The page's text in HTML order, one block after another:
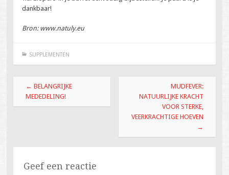
dankbaar!
Bron: www.natuly.eu
SUPPLEMENTEN
Berichtnavigatie
← BELANGRIJKE
MEDEDELING!
MUDFEVER:
NATUURLIJKE KRACHT
VOOR STERKE,
VEERKRACHTIGE HOEVEN
→
Geef een reactie